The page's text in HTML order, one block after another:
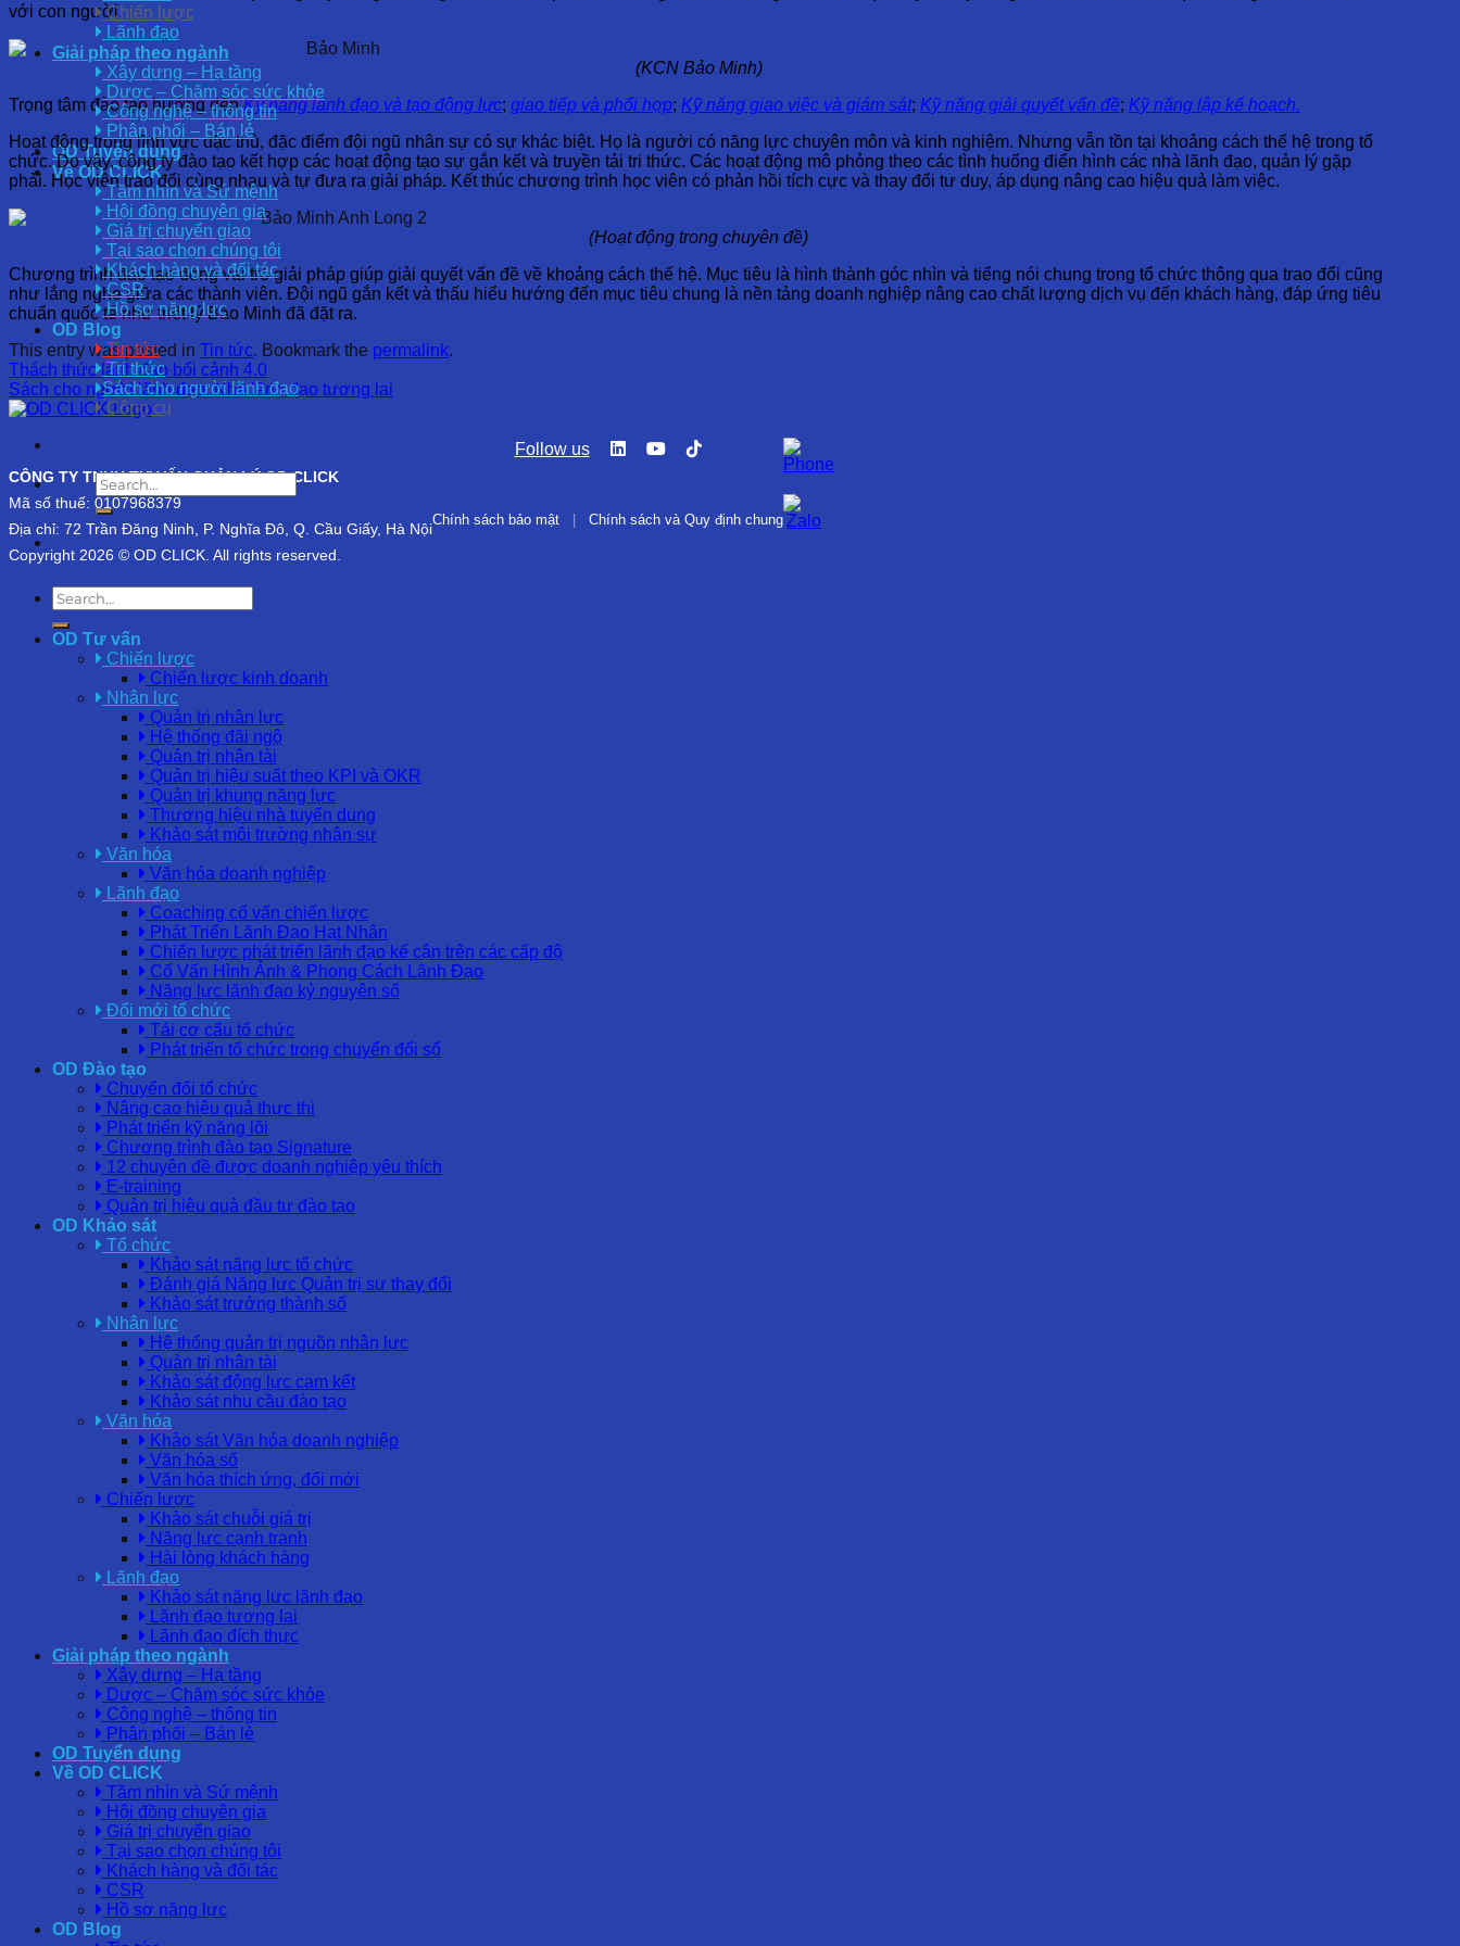
Chiến lược
Lãnh đạo
Giải pháp theo ngành
Xây dựng – Hạ tầng
Dược – Chăm sóc sức khỏe
Công nghệ – thông tin
Phân phối – Bán lẻ
OD Tuyển dụng
Về OD CLICK
Tầm nhìn và Sứ mệnh
Hội đồng chuyên gia
Giá trị chuyển giao
Tại sao chọn chúng tôi
Khách hàng và đối tác
CSR
Hồ sơ năng lực
OD Blog
Tin tức
Tri thức
Sách cho người lãnh đạo
Công cụ
với con người.
(KCN Bảo Minh)
Trọng tâm đào tạo hướng đếnKỹ năng lãnh đạo và tạo động lực; giao tiếp và phối hợp; Kỹ năng giao việc và giám sát; Kỹ năng giải quyết vấn đề; Kỹ năng lập kế hoạch.
Hoạt động trong lĩnh vực đặc thù, đặc điểm đội ngũ nhân sự có sự khác biệt. Họ là người có năng lực chuyên môn và kinh nghiệm. Nhưng vẫn tồn tại khoảng cách thế hệ trong tổ
chức. Do vậy, công ty đào tạo kết hợp các hoạt động tạo sự gắn kết và truyền tải tri thức. Các hoạt động mô phỏng theo các tình huống điển hình các nhà lãnh đạo, quản lý gặp
phải. Học viên trao đổi cùng nhau và tự đưa ra giải pháp. Kết thúc chương trình học viên có phản hồi tích cực và thay đổi tư duy, áp dụng nâng cao hiệu quả làm việc.
(Hoạt động trong chuyên đề)
Chương trình đào tạo đóng vai trò giải pháp giúp giải quyết vấn đề về khoảng cách thế hệ. Mục tiêu là hình thành góc nhìn và tiếng nói chung trong tổ chức thông qua trao đổi cũng
như lắng nghe giữa các thành viên. Đội ngũ gắn kết và thấu hiểu hướng đến mục tiêu chung là nền tảng doanh nghiệp nâng cao chất lượng dịch vụ đến khách hàng, đáp ứng tiêu
chuẩn quốc tế như triết lý Bảo Minh đã đặt ra.
This entry was posted in Tin tức. Bookmark the permalink.
Thách thức lãnh đạo bối cảnh 4.0
Sách cho người lãnh đạo: Nhà lãnh đạo tương lai
CÔNG TY TNHH TƯ VẤN QUẢN LÝ OD CLICK
Mã số thuế: 0107968379
Địa chỉ: 72 Trần Đăng Ninh, P. Nghĩa Đô, Q. Cầu Giấy, Hà Nội
Copyright 2026 © OD CLICK. All rights reserved.
Follow us
Chính sách bảo mật Chính sách và Quy định chung
OD Tư vấn
Chiến lược
Chiến lược kinh doanh
Nhân lực
Quản trị nhân lực
Hệ thống đãi ngộ
Quản trị nhân tài
Quản trị hiệu suất theo KPI và OKR
Quản trị khung năng lực
Thương hiệu nhà tuyển dụng
Khảo sát môi trường nhân sự
Văn hóa
Văn hóa doanh nghiệp
Lãnh đạo
Coaching cố vấn chiến lược
Phát Triển Lãnh Đạo Hạt Nhân
Chiến lược phát triển lãnh đạo kế cận trên các cấp độ
Cố Vấn Hình Ảnh & Phong Cách Lãnh Đạo
Năng lực lãnh đạo kỷ nguyên số
Đổi mới tổ chức
Tái cơ cấu tổ chức
Phát triển tổ chức trong chuyển đổi số
OD Đào tạo
Chuyển đổi tổ chức
Nâng cao hiệu quả thực thi
Phát triển kỹ năng lõi
Chương trình đào tạo Signature
12 chuyên đề được doanh nghiệp yêu thích
E-training
Quản trị hiệu quả đầu tư đào tạo
OD Khảo sát
Tổ chức
Khảo sát năng lực tổ chức
Đánh giá Năng lực Quản trị sự thay đổi
Khảo sát trưởng thành số
Nhân lực
Hệ thống quản trị nguồn nhân lực
Quản trị nhân tài
Khảo sát động lực cam kết
Khảo sát nhu cầu đào tạo
Văn hóa
Khảo sát Văn hóa doanh nghiệp
Văn hóa số
Văn hóa thích ứng, đổi mới
Chiến lược
Khảo sát chuỗi giá trị
Năng lực cạnh tranh
Hài lòng khách hàng
Lãnh đạo
Khảo sát năng lực lãnh đạo
Lãnh đạo tương lai
Lãnh đạo đích thực
Giải pháp theo ngành
Xây dựng – Hạ tầng
Dược – Chăm sóc sức khỏe
Công nghệ – thông tin
Phân phối – Bán lẻ
OD Tuyển dụng
Về OD CLICK
Tầm nhìn và Sứ mệnh
Hội đồng chuyên gia
Giá trị chuyển giao
Tại sao chọn chúng tôi
Khách hàng và đối tác
CSR
Hồ sơ năng lực
OD Blog